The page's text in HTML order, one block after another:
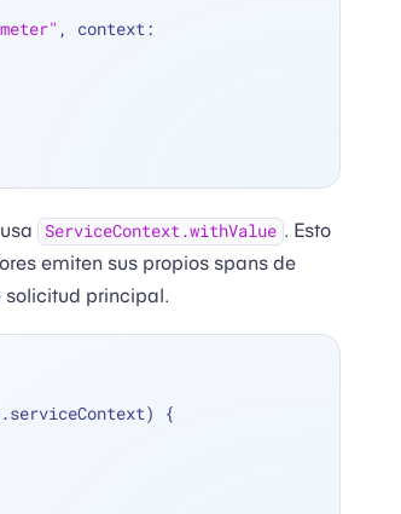
, context:
ServiceContext.withValue . Esto
emiten sus propios spans de
solicitud principal.
{